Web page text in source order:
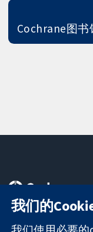
Cochrane图
可信任的证据
知情决定
我们的